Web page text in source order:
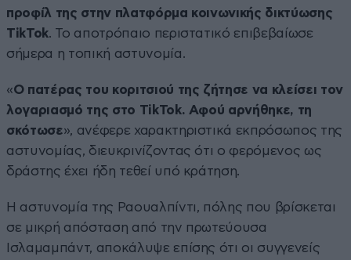
προφίλ της στην πλατφόρμα κοινωνικής δικτύωσης
TikTok. Το αποτρόπαιο περιστατικό επιβεβαίωσε
σήμερα η τοπική αστυνομία.
«Ο πατέρας του κοριτσιού της ζήτησε να κλείσει τον
λογαριασμό της στο TikTok. Αφού αρνήθηκε, τη
σκότωσε», ανέφερε χαρακτηριστικά εκπρόσωπος της
αστυνομίας, διευκρινίζοντας ότι ο φερόμενος ως
δράστης έχει ήδη τεθεί υπό κράτηση.
Η αστυνομία της Ραουαλπίντι, πόλης που βρίσκεται
σε μικρή απόσταση από την πρωτεύουσα
Ισλαμαμπάντ, αποκάλυψε επίσης ότι οι συγγενείς